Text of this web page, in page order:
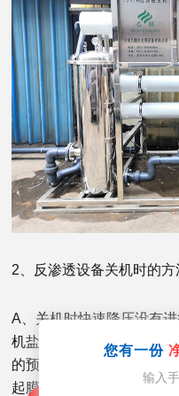
2、反渗透设备关机时的方
A、关机时快速降压没有
机盐的浓度高于原水,易结
的预处理水冲洗。因含化
起膜污染。
您有一份
输入